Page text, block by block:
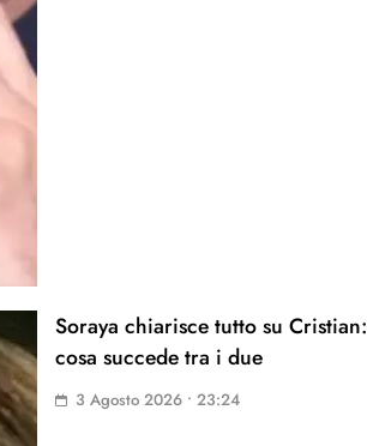
Soraya chiarisce tutto su Cristian:
cosa succede tra i due
3 Agosto 2026 • 23:24